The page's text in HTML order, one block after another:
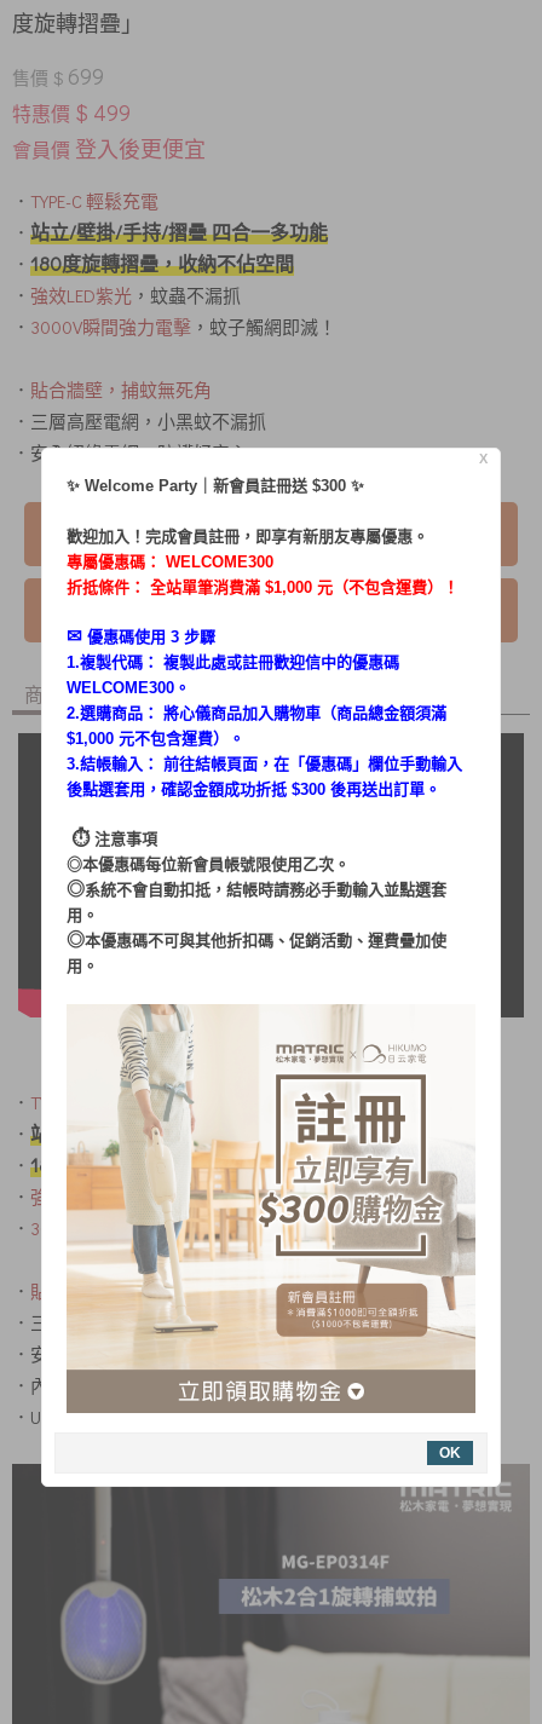
度旋轉摺疊」
售價 $ 699
特惠價 $ 499
會員價 登入後更便宜
． TYPE-C 輕鬆充電
． 站立/壁掛/手持/摺疊 四合一多功能
． 180度旋轉摺疊，收納不佔空間
． 強效LED紫光 ，蚊蟲不漏抓
． 3000V瞬間強力電擊 ，蚊子觸網即滅！
． 貼合牆壁，捕蚊無死角
．三層高壓電網，小黑蚊不漏抓
．安全絕緣電網，防護好安心
我要購買
商品內容 商品討論
． TYPE-C 輕鬆充電
． 站立/壁掛/手持/摺疊 四合一多功能
． 180度旋轉摺疊，收納不佔空間
． 強效LED紫光
，蚊蟲不漏抓
． 3000V瞬間強力電擊 ，蚊子觸網即滅！
． 貼合牆壁，捕蚊無死角
．三層高壓電網，小黑蚊不漏抓
．安全絕緣電網，防護好安心
．內建18650鋰電池，電力持久使用壽命長
．USB線長1.5米
X
✨ Welcome Party｜新會員註冊送 $300 ✨
歡迎加入！完成會員註冊，即享有新朋友專屬優惠。
專屬優惠碼： WELCOME300
折抵條件： 全站單筆消費滿 $1,000 元（不包含運費）！
✉︎ 優惠碼使用 3 步驟
1.複製代碼： 複製此處或註冊歡迎信中的優惠碼
WELCOME300。
2.選購商品： 將心儀商品加入購物車（商品總金額須滿
$1,000 元不包含運費）。
3.結帳輸入： 前往結帳頁面，在「 優惠碼 」欄位手動輸入
後點選套用，確認金額成功折抵 $300 後再送出訂單。
⏱︎ 注意事項
◎本優惠碼每位新會員帳號限使用乙次。
◎系統不會自動扣抵，結帳時請務必手動輸入並點選套
用。
◎本優惠碼不可與其他折扣碼、促銷活動、運費疊加使
用。
OK